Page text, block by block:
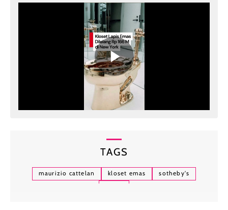
TAGS
maurizio cattelan kloset emas
sotheby's